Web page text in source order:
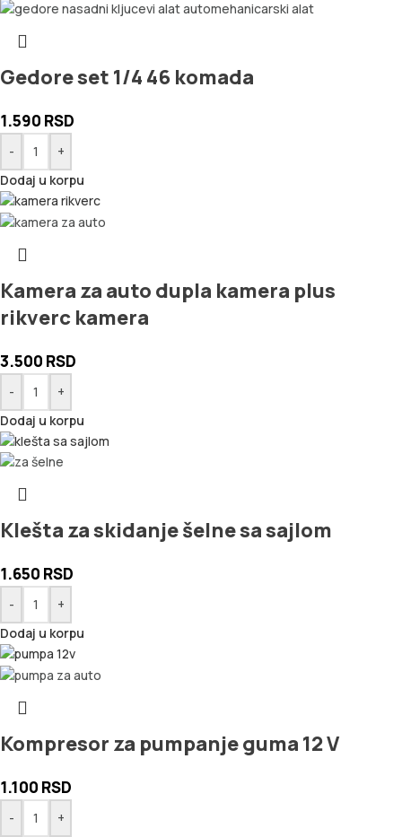
Gedore set 1/4 46 komada
1.590 RSD
-
+
Dodaj u korpu
Kamera za auto dupla kamera plus
rikverc kamera
3.500 RSD
-
+
Dodaj u korpu
Klešta za skidanje šelne sa sajlom
1.650 RSD
-
+
Dodaj u korpu
Kompresor za pumpanje guma 12 V
1.100 RSD
- +